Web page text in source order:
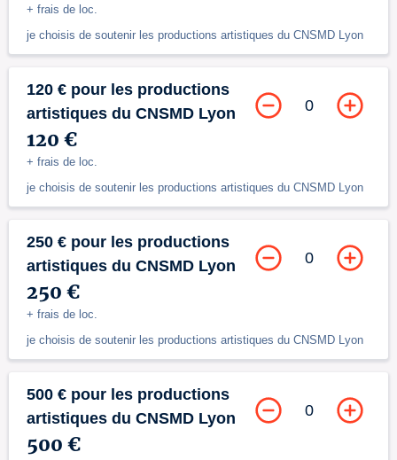
+ frais de loc.
je choisis de soutenir les productions artistiques du CNSMD Lyon
120 € pour les productions
artistiques du CNSMD Lyon
120 €
+ frais de loc.
je choisis de soutenir les productions artistiques du CNSMD Lyon
0
250 € pour les productions
artistiques du CNSMD Lyon
250 €
+ frais de loc.
je choisis de soutenir les productions artistiques du CNSMD Lyon
0
500 € pour les productions
artistiques du CNSMD Lyon
500 €
0